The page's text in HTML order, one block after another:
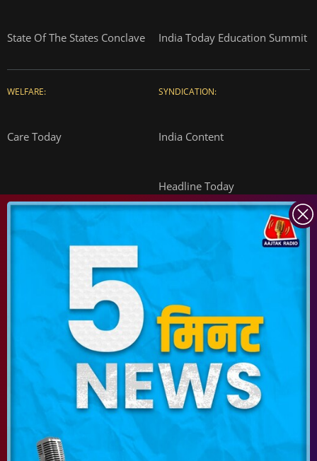
State Of The States Conclave India Today Education Summit
WELFARE:
Care Today
SYNDICATION:
India Content
Headline Today
DOWNLOAD APP
Living Media India Limited. For reprint rights: